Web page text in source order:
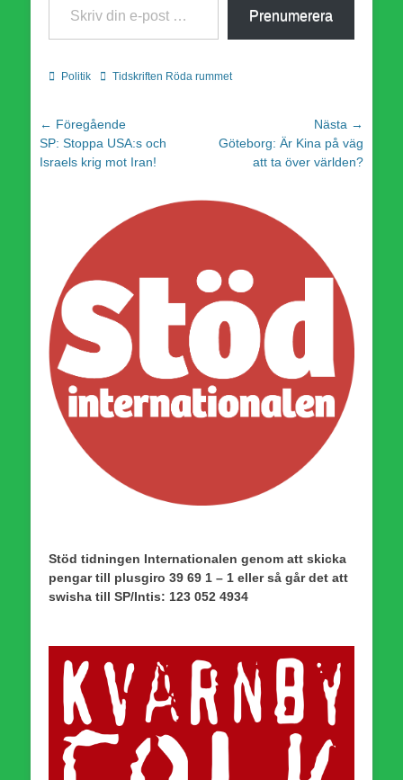
Prenumerera
Kategorier
Politik Etiketter
Tidskriften Röda rummet
Inläggsnavigering
← Föregående
Föregående
inlägg:
SP: Stoppa USA:s och
Israels krig mot Iran!
Nästa →
Nästa
Göteborg: Är Kina på väg
att ta över världen?
Stöd tidningen Internationalen genom att skicka
pengar till plusgiro 39 69 1 – 1 eller så går det att
swisha till SP/Intis: 123 052 4934